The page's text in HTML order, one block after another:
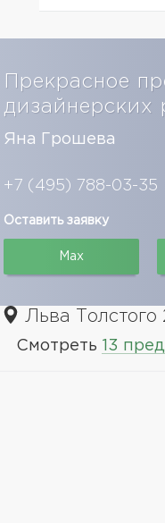
дизайнерских
Яна Грошева
+7 (495) 788-03-35
Оставить заявку
Max
Льва Толстого
Смотреть 13